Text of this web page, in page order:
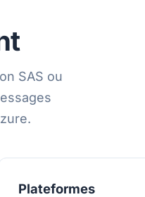
SAS ou
Plateformes